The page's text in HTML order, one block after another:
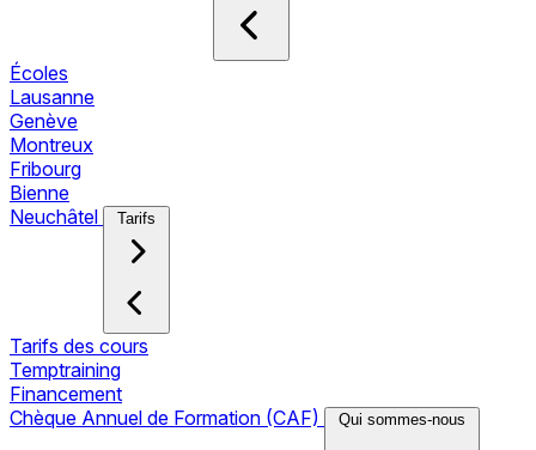
Écoles
Lausanne
Genève
Montreux
Fribourg
Bienne
Neuchâtel
Tarifs
Tarifs des cours
Temptraining
Financement
Chèque Annuel de Formation (CAF)
Qui sommes-nous